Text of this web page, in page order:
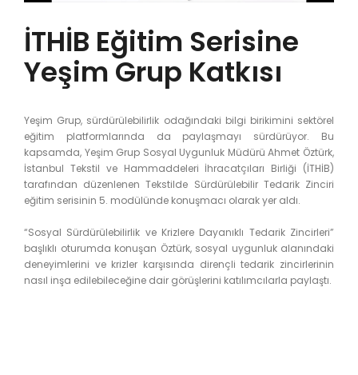
İTHİB Eğitim Serisine
Yeşim Grup Katkısı
Yeşim Grup, sürdürülebilirlik odağındaki bilgi birikimini sektörel
eğitim platformlarında da paylaşmayı sürdürüyor. Bu
kapsamda, Yeşim Grup Sosyal Uygunluk Müdürü Ahmet Öztürk,
İstanbul Tekstil ve Hammaddeleri İhracatçıları Birliği (İTHİB)
tarafından düzenlenen Tekstilde Sürdürülebilir Tedarik Zinciri
eğitim serisinin 5. modülünde konuşmacı olarak yer aldı.
“Sosyal Sürdürülebilirlik ve Krizlere Dayanıklı Tedarik Zincirleri”
başlıklı oturumda konuşan Öztürk, sosyal uygunluk alanındaki
deneyimlerini ve krizler karşısında dirençli tedarik zincirlerinin
nasıl inşa edilebileceğine dair görüşlerini katılımcılarla paylaştı.